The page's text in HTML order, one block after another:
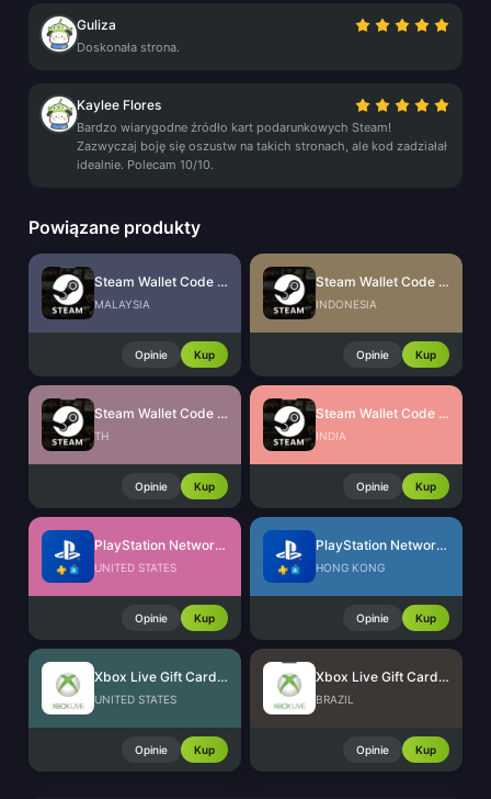
Guliza
Doskonała strona.
Kaylee Flores
Bardzo wiarygodne źródło kart podarunkowych Steam!
Zazwyczaj boję się oszustw na takich stronach, ale kod zadziałał
idealnie. Polecam 10/10.
Powiązane produkty
Steam Wallet Code (MYR)
MALAYSIA
Opinie Kup
Steam Wallet Code (IDR)
INDONESIA
Opinie Kup
Steam Wallet Code (THB)
TH
Opinie Kup
Steam Wallet Code (INR)
INDIA
Opinie Kup
PlayStation Network Card (US)
UNITED STATES
Opinie Kup
PlayStation Network Card (HK)
HONG KONG
Opinie Kup
Xbox Live Gift Card (US)
UNITED STATES
Opinie Kup
Xbox Live Gift Card (BR)
BRAZIL
Opinie Kup